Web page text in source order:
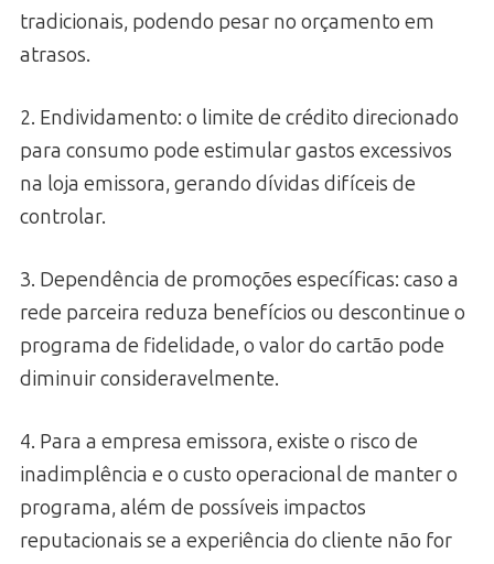
tradicionais, podendo pesar no orçamento em
atrasos.
2. Endividamento: o limite de crédito direcionado
para consumo pode estimular gastos excessivos
na loja emissora, gerando dívidas difíceis de
controlar.
3. Dependência de promoções específicas: caso a
rede parceira reduza benefícios ou descontinue o
programa de fidelidade, o valor do cartão pode
diminuir consideravelmente.
4. Para a empresa emissora, existe o risco de
inadimplência e o custo operacional de manter o
programa, além de possíveis impactos
reputacionais se a experiência do cliente não for